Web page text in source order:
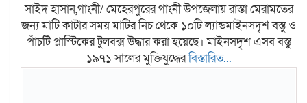
সাইদ হাসান,গাংনী/ মেহেরপুরের গাংনী উপজেলায় রাস্তা মেরামতের
জন্য মাটি কাটার সময় মাটির নিচ থেকে ১০টি ল্যান্ডমাইনসদৃশ বস্তু ও
পাঁচটি প্লাস্টিকের টুলবক্স উদ্ধার করা হয়েছে। মাইনসদৃশ এসব বস্তু
১৯৭১ সালের মুক্তিযুদ্ধেরবিস্তারিত...